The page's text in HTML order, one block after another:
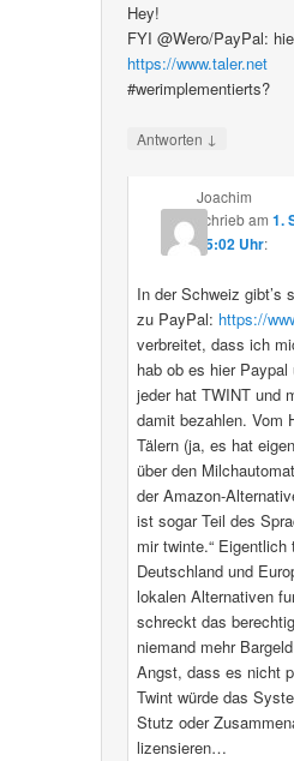
Hey!
FYI @Wero/PayPal:
https://www.taler.net
#werimplementierts?
Antworten ↓
Joachim
schriebam 1.
15:02 Uhr:
In der Schweiz gibt’s
zu PayPal: https://
verbreitet, dass ich
hab ob es hier
jeder hat TWINT und
damit bezahlen. Vom
Tälern (ja, es hat
über den
der Amazon-
ist sogar Teil des
mir twinte.“
Deutschland und
lokalen Alternativen
schreckt das
niemand mehr
Angst, dass es nicht
Twint würde das
Stutz oder
lizensieren…